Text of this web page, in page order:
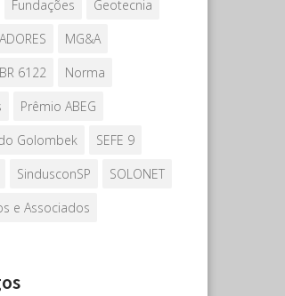
Fundações
Geotecnia
MG&A
6122
Norma
Prêmio ABEG
Golombek
SEFE 9
SindusconSP
SOLONET
e Associados